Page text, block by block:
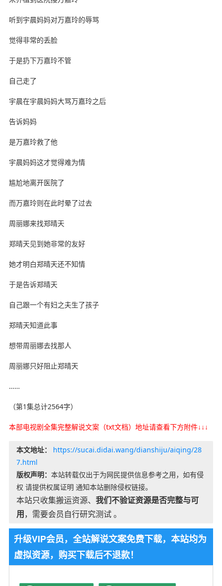
听到宇晨妈妈对万嘉玲的辱骂
觉得非常的丢脸
于是扔下万嘉玲不管
自己走了
宇晨在宇晨妈妈大骂万嘉玲之后
告诉妈妈
是万嘉玲救了他
宇晨妈妈这才觉得难为情
尴尬地离开医院了
而万嘉玲则在此时晕了过去
周丽娜来找郑晴天
郑晴天见到她非常的友好
她才明白郑晴天还不知情
于是告诉郑晴天
自己跟一个有妇之夫生了孩子
郑晴天知道此事
想带周丽娜去找那人
周丽娜只好阻止郑晴天
……
（第1集总计2564字）
本部电视剧全集完整解说文案（txt文档）地址请查看下方附件↓↓↓
本文地址：
https://sucai.didai.wang/dianshiju/aiqing/28
7.html
版权声明： 本站转载仅出于为网民提供信息参考之用，如有侵
权 请提供权属证明 通知本站删除侵权链接。
本站只收集搬运资源、 我们不验证资源是否完整与可
用，需要会员自行研究测试 。
升级VIP会员，全站解说文案免费下载，本站均为
虚拟资源，购买下载后不退款！